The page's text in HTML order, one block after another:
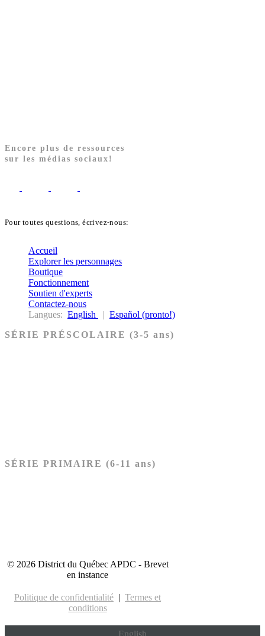
Encore plus de ressources
sur les médias sociaux!
Pour toutes questions, écrivez-nous:
Accueil
Explorer les personnages
Boutique
Fonctionnement
Soutien d'experts
Contactez-nous
Langues: English | Español (pronto!)
SÉRIE PRÉSCOLAIRE (3-5 ans)
SÉRIE PRIMAIRE (6-11 ans)
© 2026 District du Québec APDC - Brevet
en instance
Politique de confidentialité | Termes et
conditions
English